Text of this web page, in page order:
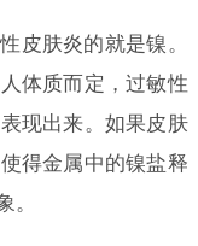
皮肤炎的就是镍。
体质而定，过敏性
现出来。如果皮肤
得金属中的镍盐释
。